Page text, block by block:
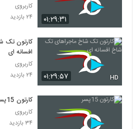
۰۱:۲۹:۳۱
کاربروی
۲۴ بازدید
۰۱:۲۹:۵۷ HD
کارتون تک
افسانه ای
کاربروی
۲۴ بازدید
کارتون 15پسر
کاربروی
۳۴ بازدید